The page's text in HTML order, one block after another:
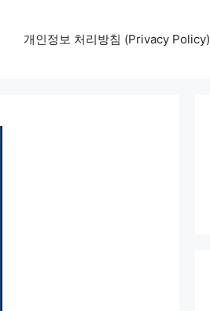
개인정보 처리방침 (Privacy Policy)